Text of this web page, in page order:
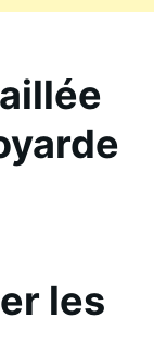
les